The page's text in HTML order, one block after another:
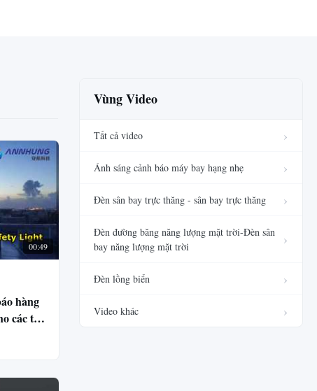
00:49
hàng
các tòa
Vùng Video
Tất cả video
Ánh sáng cảnh báo máy bay hạng nhẹ
Đèn sân bay trực thăng - sân bay trực thăng
Đèn đường băng năng lượng mặt trời-Đèn sân
bay năng lượng mặt trời
Đèn lồng biển
Video khác